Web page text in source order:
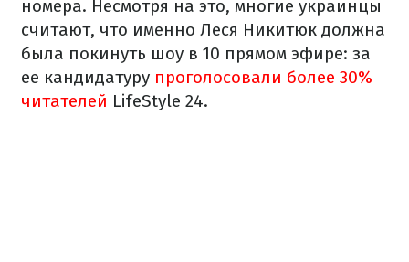
номера. Несмотря на это, многие украинцы
считают, что именно Леся Никитюк должна
была покинуть шоу в 10 прямом эфире: за
ее кандидатуру проголосовали более 30%
читателей LifeStyle 24.